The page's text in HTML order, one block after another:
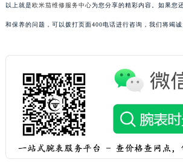
以上就是欧米茄维修服务中心为您分享的精彩内容。如果您
和保养的问题，可以拨打页面400电话进行咨询，我们将竭诚